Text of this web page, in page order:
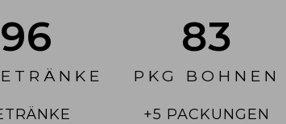
PKG BOHNEN
83
+5 PACKUNGEN